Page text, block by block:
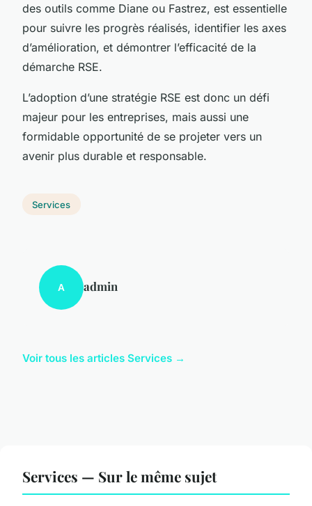
des outils comme Diane ou Fastrez, est essentielle
pour suivre les progrès réalisés, identifier les axes
d’amélioration, et démontrer l’efficacité de la
démarche RSE.
L’adoption d’une stratégie RSE est donc un défi
majeur pour les entreprises, mais aussi une
formidable opportunité de se projeter vers un
avenir plus durable et responsable.
Services
A admin
Voir tous les articles Services →
Services — Sur le même sujet